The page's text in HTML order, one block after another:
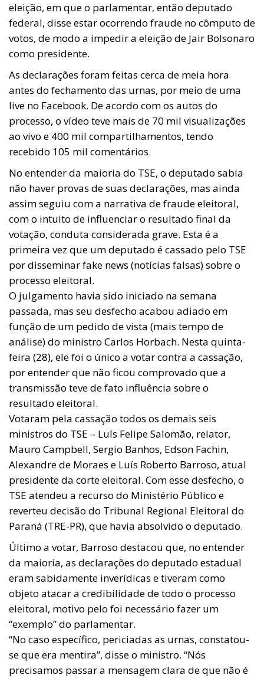
eleição, em que o parlamentar, então deputado
federal, disse estar ocorrendo fraude no cômputo de
votos, de modo a impedir a eleição de Jair Bolsonaro
como presidente.
As declarações foram feitas cerca de meia hora
antes do fechamento das urnas, por meio de uma
live no Facebook. De acordo com os autos do
processo, o vídeo teve mais de 70 mil visualizações
ao vivo e 400 mil compartilhamentos, tendo
recebido 105 mil comentários.
No entender da maioria do TSE, o deputado sabia
não haver provas de suas declarações, mas ainda
assim seguiu com a narrativa de fraude eleitoral,
com o intuito de influenciar o resultado final da
votação, conduta considerada grave. Esta é a
primeira vez que um deputado é cassado pelo TSE
por disseminar fake news (notícias falsas) sobre o
processo eleitoral.
O julgamento havia sido iniciado na semana
passada, mas seu desfecho acabou adiado em
função de um pedido de vista (mais tempo de
análise) do ministro Carlos Horbach. Nesta quinta-
feira (28), ele foi o único a votar contra a cassação,
por entender que não ficou comprovado que a
transmissão teve de fato influência sobre o
resultado eleitoral.
Votaram pela cassação todos os demais seis
ministros do TSE – Luís Felipe Salomão, relator,
Mauro Campbell, Sergio Banhos, Edson Fachin,
Alexandre de Moraes e Luís Roberto Barroso, atual
presidente da corte eleitoral. Com esse desfecho, o
TSE atendeu a recurso do Ministério Público e
reverteu decisão do Tribunal Regional Eleitoral do
Paraná (TRE-PR), que havia absolvido o deputado.
Último a votar, Barroso destacou que, no entender
da maioria, as declarações do deputado estadual
eram sabidamente inverídicas e tiveram como
objeto atacar a credibilidade de todo o processo
eleitoral, motivo pelo foi necessário fazer um
“exemplo” do parlamentar.
“No caso específico, periciadas as urnas, constatou-
se que era mentira”, disse o ministro. “Nós
precisamos passar a mensagem clara de que não é